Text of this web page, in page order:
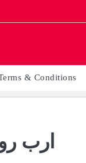
& Conditions